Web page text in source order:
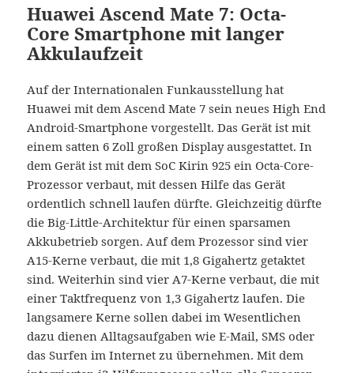
Huawei Ascend Mate 7: Octa-
Core Smartphone mit langer
Akkulaufzeit
Auf der Internationalen Funkausstellung hat
Huawei mit dem Ascend Mate 7 sein neues High End
Android-Smartphone vorgestellt. Das Gerät ist mit
einem satten 6 Zoll großen Display ausgestattet. In
dem Gerät ist mit dem SoC Kirin 925 ein Octa-Core-
Prozessor verbaut, mit dessen Hilfe das Gerät
ordentlich schnell laufen dürfte. Gleichzeitig dürfte
die Big-Little-Architektur für einen sparsamen
Akkubetrieb sorgen. Auf dem Prozessor sind vier
A15-Kerne verbaut, die mit 1,8 Gigahertz getaktet
sind. Weiterhin sind vier A7-Kerne verbaut, die mit
einer Taktfrequenz von 1,3 Gigahertz laufen. Die
langsamere Kerne sollen dabei im Wesentlichen
dazu dienen Alltagsaufgaben wie E-Mail, SMS oder
das Surfen im Internet zu übernehmen. Mit dem